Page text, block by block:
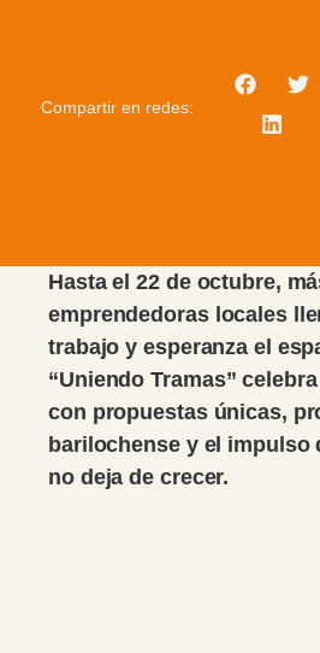
Compartir en redes:
Hasta el 22 de octubre,
emprendedoras locales
trabajo y esperanza el
“Uniendo Tramas”
con propuestas únicas,
barilochense y el impulso
no deja de crecer.